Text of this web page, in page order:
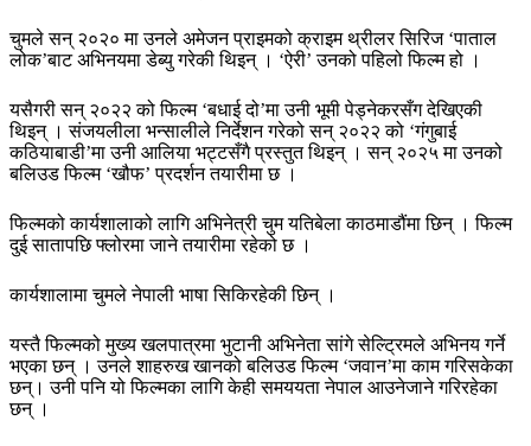
चुमले सन् २०२० मा उनले अमेजन प्राइमको क्राइम थ्रीलर सिरिज ‘पाताल
लोक’बाट अभिनयमा डेब्यु गरेकी थिइन् । ‘ऐरी’ उनको पहिलो फिल्म हो ।
यसैगरी सन् २०२२ को फिल्म ‘बधाई दो’मा उनी भूमी पेड्नेकरसँग देखिएकी
थिइन् । संजयलीला भन्सालीले निर्देशन गरेको सन् २०२२ को ‘गंगुबाई
कठियाबाडी’मा उनी आलिया भट्टसँगै प्रस्तुत थिइन् । सन् २०२५ मा उनको
बलिउड फिल्म ‘खौफ’ प्रदर्शन तयारीमा छ ।
फिल्मको कार्यशालाको लागि अभिनेत्री चुम यतिबेला काठमाडौंमा छिन् । फिल्म
दुई सातापछि फ्लोरमा जाने तयारीमा रहेको छ ।
कार्यशालामा चुमले नेपाली भाषा सिकिरहेकी छिन् ।
यस्तै फिल्मको मुख्य खलपात्रमा भुटानी अभिनेता सांगे सेल्ट्रिमले अभिनय गर्ने
भएका छन् । उनले शाहरुख खानको बलिउड फिल्म ‘जवान’मा काम गरिसकेका
छन्। उनी पनि यो फिल्मका लागि केही समययता नेपाल आउनेजाने गरिरहेका
छन् ।